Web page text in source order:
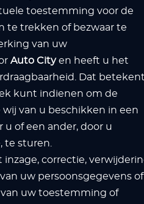
toestemming voor de
te trekken of bezwaar te
van uw
Auto Cityen heeft u het
Dat
kunt indienen om de
van u beschikken in een
of een ander, door u
te sturen.
correctie,
uw persoonsgegevens of
uw toestemming of